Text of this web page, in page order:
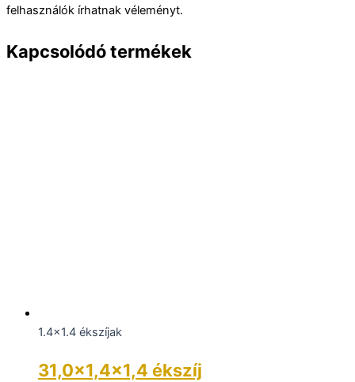
felhasználók írhatnak véleményt.
Kapcsolódó termékek
1.4x1.4 ékszíjak
31,0×1,4×1,4 ékszíj